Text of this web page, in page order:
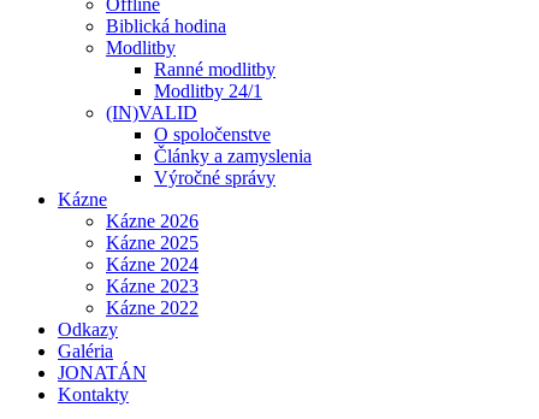
Offline
Biblická hodina
Modlitby
Ranné modlitby
Modlitby 24/1
(IN)VALID
O spoločenstve
Články a zamyslenia
Výročné správy
Kázne
Kázne 2026
Kázne 2025
Kázne 2024
Kázne 2023
Kázne 2022
Odkazy
Galéria
JONATÁN
Kontakty